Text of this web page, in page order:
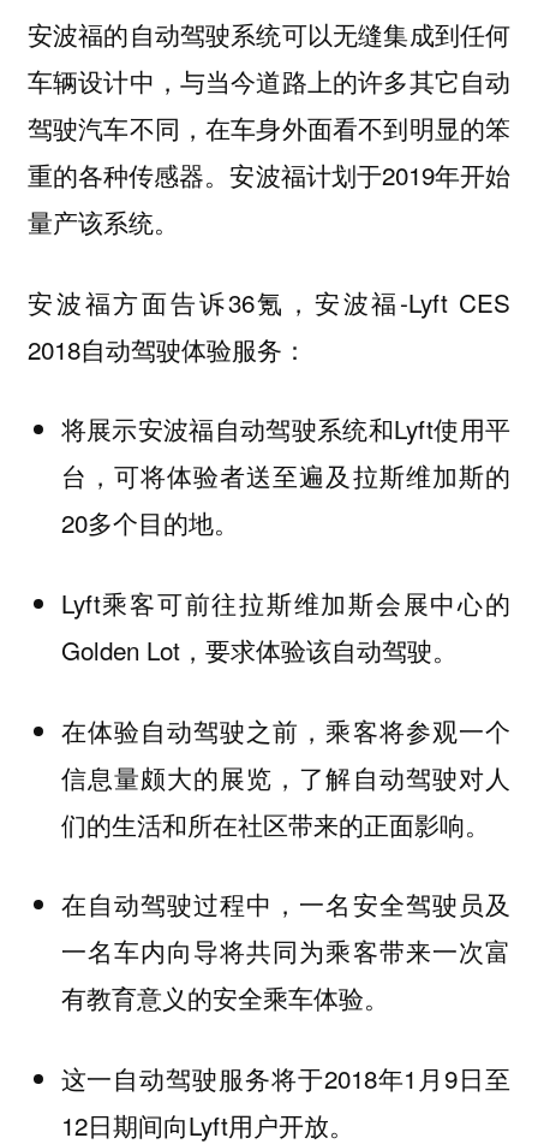
安波福的自动驾驶系统可以无缝集成到任何
车辆设计中，与当今道路上的许多其它自动
驾驶汽车不同，在车身外面看不到明显的笨
重的各种传感器。安波福计划于2019年开始
量产该系统。
安波福方面告诉36氪，安波福-Lyft CES
2018自动驾驶体验服务：
将展示安波福自动驾驶系统和Lyft使用平
台，可将体验者送至遍及拉斯维加斯的
20多个目的地。
Lyft乘客可前往拉斯维加斯会展中心的
Golden Lot，要求体验该自动驾驶。
在体验自动驾驶之前，乘客将参观一个
信息量颇大的展览，了解自动驾驶对人
们的生活和所在社区带来的正面影响。
在自动驾驶过程中，一名安全驾驶员及
一名车内向导将共同为乘客带来一次富
有教育意义的安全乘车体验。
这一自动驾驶服务将于2018年1月9日至
12日期间向Lyft用户开放。